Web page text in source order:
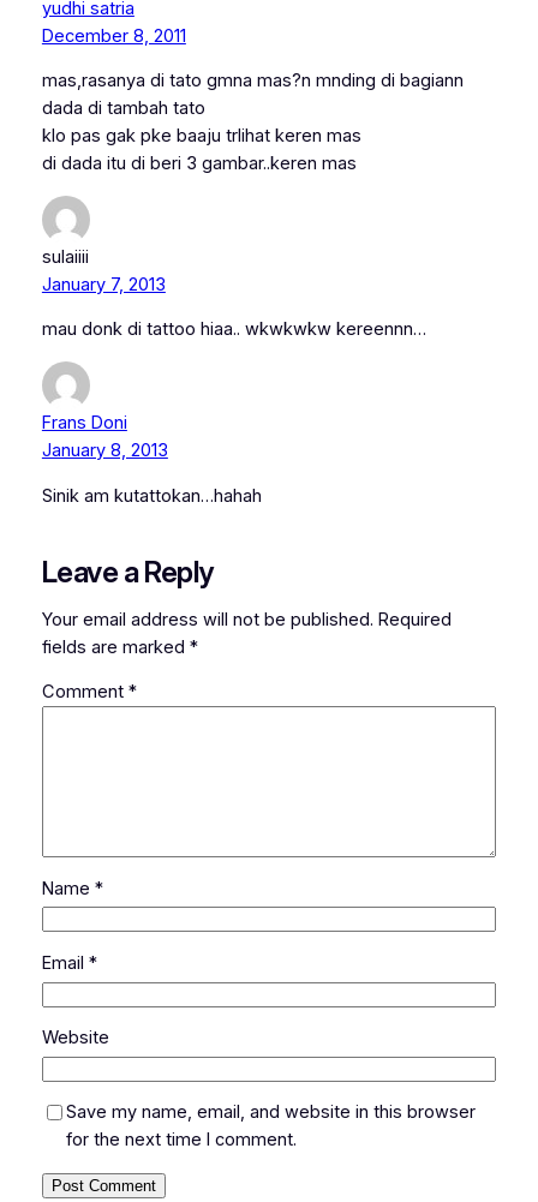
yudhi satria
December 8, 2011
mas,rasanya di tato gmna mas?n mnding di bagiann
dada di tambah tato
klo pas gak pke baaju trlihat keren mas
di dada itu di beri 3 gambar..keren mas
sulaiiii
January 7, 2013
mau donk di tattoo hiaa.. wkwkwkw kereennn…
Frans Doni
January 8, 2013
Sinik am kutattokan…hahah
Leave a Reply
Your email address will not be published. Required
fields are marked *
Comment *
Name *
Email *
Website
Save my name, email, and website in this browser
for the next time I comment.